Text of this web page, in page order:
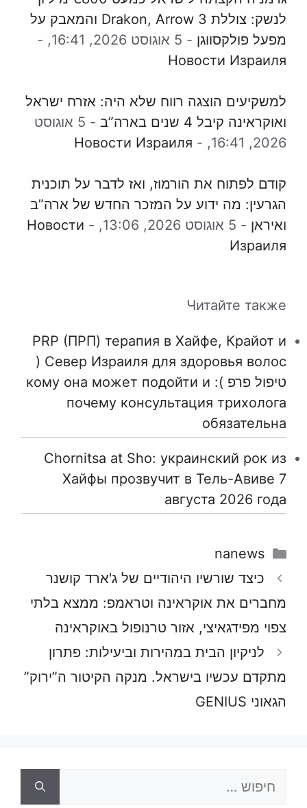
לנשק: צוללת Drakon, Arrow 3 והמאבק על
מפעל פולקסווגן - 5 אוגוסט 2026, 16:41,
-
Новости Израиля
למשקיעים הוצגה רווח שלא היה: אזרח ישראל
ואוקראינה קיבל 4 שנים בארה”ב
-
5 אוגוסט
2026, 16:41,
-
Новости Израиля
קודם לפתוח את הורמוז, ואז לדבר על תוכנית
הגרעין: מה ידוע על המזכר החדש של ארה”ב
ואיראן - 5 אוגוסט 2026, 13:06, -
Новости
Израиля
Читайте также
PRP (ПРП) терапия в Хайфе, Крайот и
Север Израиля для здоровья волос (
טיפול פרפ ): кому она может подойти и
почему консультация трихолога
обязательна
Chornitsa at Sho: украинский рок из
Хайфы прозвучит в Тель-Авиве 7
августа 2026 года
קטגוריות
nanews
כיצד שורשיו היהודיים של ג'ארד קושנר
מחברים את אוקראינה וטראמפ: ממצא בלתי
צפוי מפידגאיצי, אזור טרנופול באוקראינה
לניקיון הבית במהירות וביעילות: פתרון
מתקדם עכשיו בישראל. מנקה הקיטור ה”ירוק”
הגאוני GENIUS